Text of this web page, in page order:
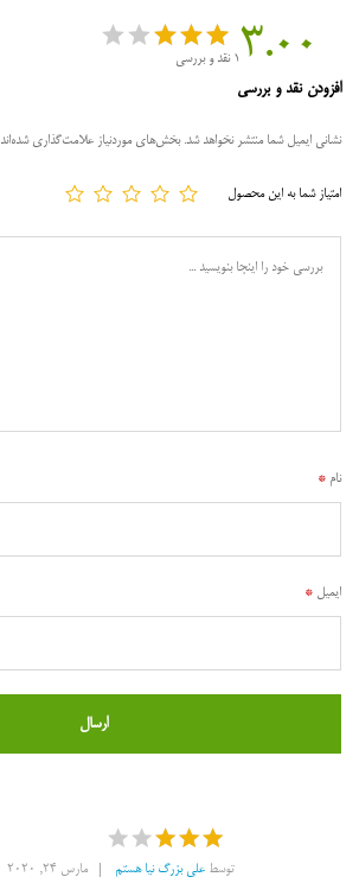
3.00
3.00
در
مشتر
1 نقد و بررسی
افزودن نقد و بررسی
نشانی ایمیل شما منتشر نخواهد شد. بخش‌های موردنیاز علامت‌گذاری شده‌اند
امتیاز شما به این محصول
نام *
ایمیل *
امتیاز
توسط علی بزرگ نیا هستم مارس 24, 2020